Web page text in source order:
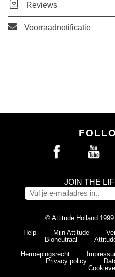
Reviews
Voorraadnotificatie
JOIN THE
© Attitude Holland
Help
Mijn Attitude
Bioneutraal
Herroepingsrecht
Privacy policy